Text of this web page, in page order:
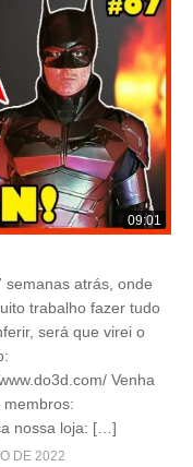
09:01
semanas atrás, onde
trabalho fazer tudo
será que virei o
Venha
nossa loja: […]
DE 2022